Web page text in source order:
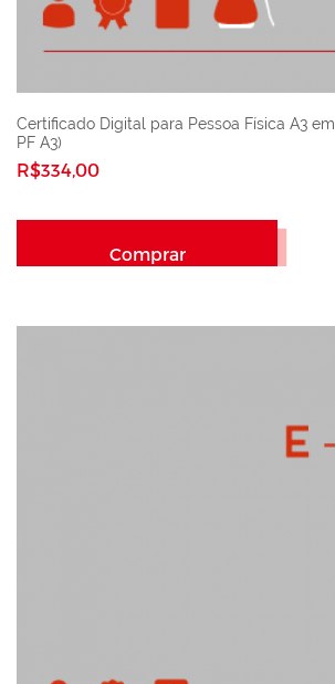
Certificado Digital para Pessoa Física A3
PF A3)
R$334,00
Comprar